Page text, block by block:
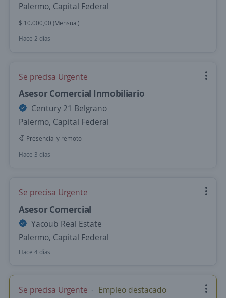
Palermo, Capital Federal
$ 10.000,00 (Mensual)
Hace 2 días
Se precisa Urgente
Asesor Comercial Inmobiliario
Century 21 Belgrano
Palermo, Capital Federal
Presencial y remoto
Hace 3 días
Se precisa Urgente
Asesor Comercial
Yacoub Real Estate
Palermo, Capital Federal
Hace 4 días
Se precisa Urgente Empleo destacado